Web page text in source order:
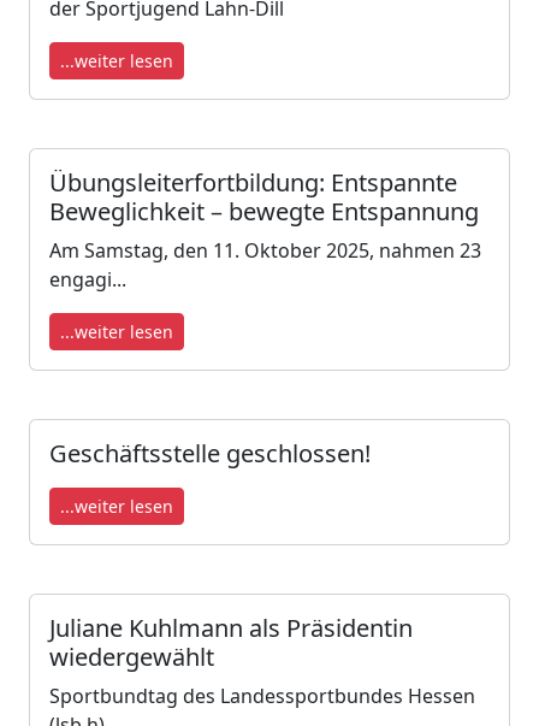
der Sportjugend Lahn-Dill
...weiter lesen
Übungsleiterfortbildung: Entspannte
Beweglichkeit – bewegte Entspannung
Am Samstag, den 11. Oktober 2025, nahmen 23
engagi...
...weiter lesen
Geschäftsstelle geschlossen!
...weiter lesen
Juliane Kuhlmann als Präsidentin
wiedergewählt
Sportbundtag des Landessportbundes Hessen